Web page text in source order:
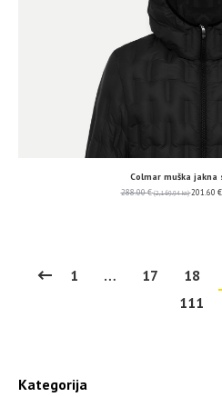
Colmar muška jakna
288.00€ (2,169.94 kn) 201.60 €
1 … 17 18
111
Kategorija